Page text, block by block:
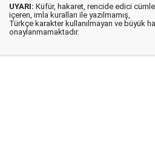
UYARI: Küfür, hakaret, rencide edici
içeren, imla kuralları ile yazılmamış,
Türkçe karakter kullanılmayan ve büyük
onaylanmamaktadır.